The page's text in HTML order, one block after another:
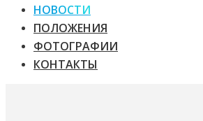
НОВОСТИ
ПОЛОЖЕНИЯ
ФОТОГРАФИИ
КОНТАКТЫ